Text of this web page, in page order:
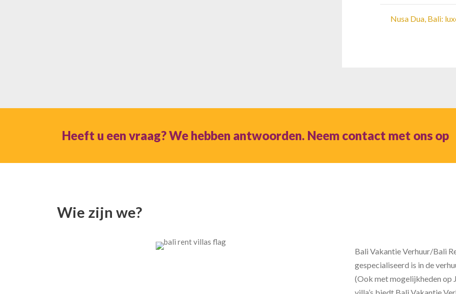
Nusa Dua, Bali:
Heeft u een vraag? We hebben antwoorden. Neem contact met ons op
Wie zijn we?
Bali Vakantie Verhuur/Bali
gespecialiseerd is in de
(Ook met mogelijkheden op
villa’s biedt Bali Vakantie